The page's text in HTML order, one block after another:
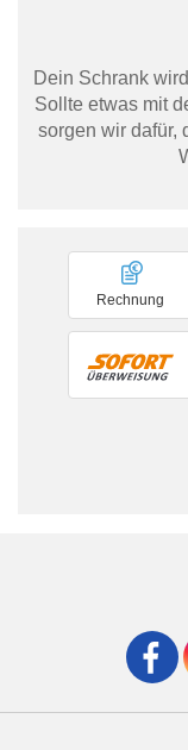
Dein Schrank
Sollte etwas mit
sorgen wir dafür,
Rechnung